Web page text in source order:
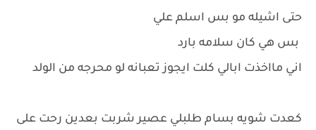
حتى اشيله مو بس اسلم علي
بس هي كان سلامه بارد
اني مااخذت ابالي كلت ايجوز تعبانه لو محرجه من الولد
كعدت شويه بسام طلبلي عصير شربت بعدين رحت على